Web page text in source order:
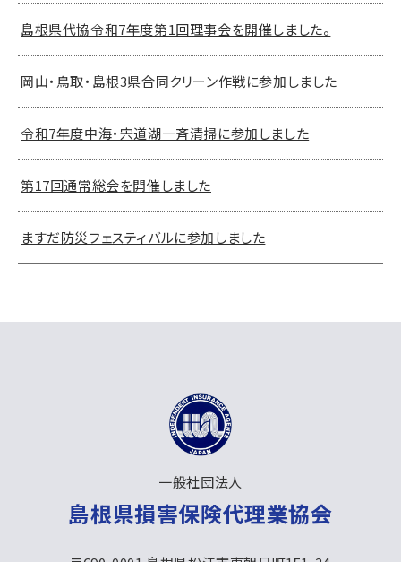
島根県代協令和7年度第1回理事会を開催しました。
岡山・鳥取・島根3県合同クリーン作戦に参加しました
令和7年度中海・宍道湖一斉清掃に参加しました
第17回通常総会を開催しました
ますだ防災フェスティバルに参加しました
⼀般社団法人
島根県損害保険代理業協会